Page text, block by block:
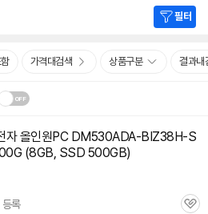
필터
가격대검색 상품구분 결과내
자 올인원PC DM530ADA-BIZ38H-S
(8GB, SSD 500GB)
록
관